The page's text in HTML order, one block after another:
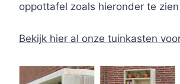
oppottafel zoals hieronder te
Bekijk hier al onze tuinkasten